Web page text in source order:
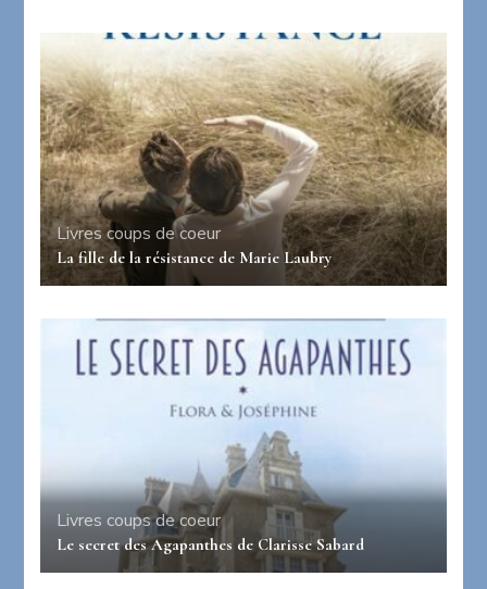
Livres coups de coeur
La fille de la résistance de Marie Laubry
Livres coups de coeur
Le secret des Agapanthes de Clarisse Sabard